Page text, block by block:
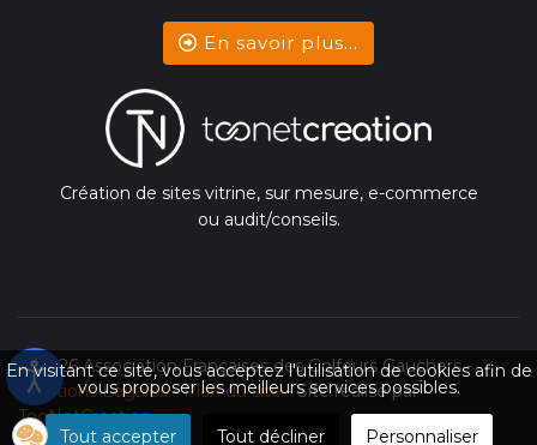
En savoir plus...
Création de sites vitrine, sur mesure, e-commerce
ou audit/conseils.
© 2026 Association Françaises des Golfeurs Gauchers -
Mentions Légales-Plan du site- Site réalisé par
TooNetCreation
En visitant ce site, vous acceptez l'utilisation de cookies afin de
vous proposer les meilleurs services possibles.
Tout accepter Tout décliner Personnaliser